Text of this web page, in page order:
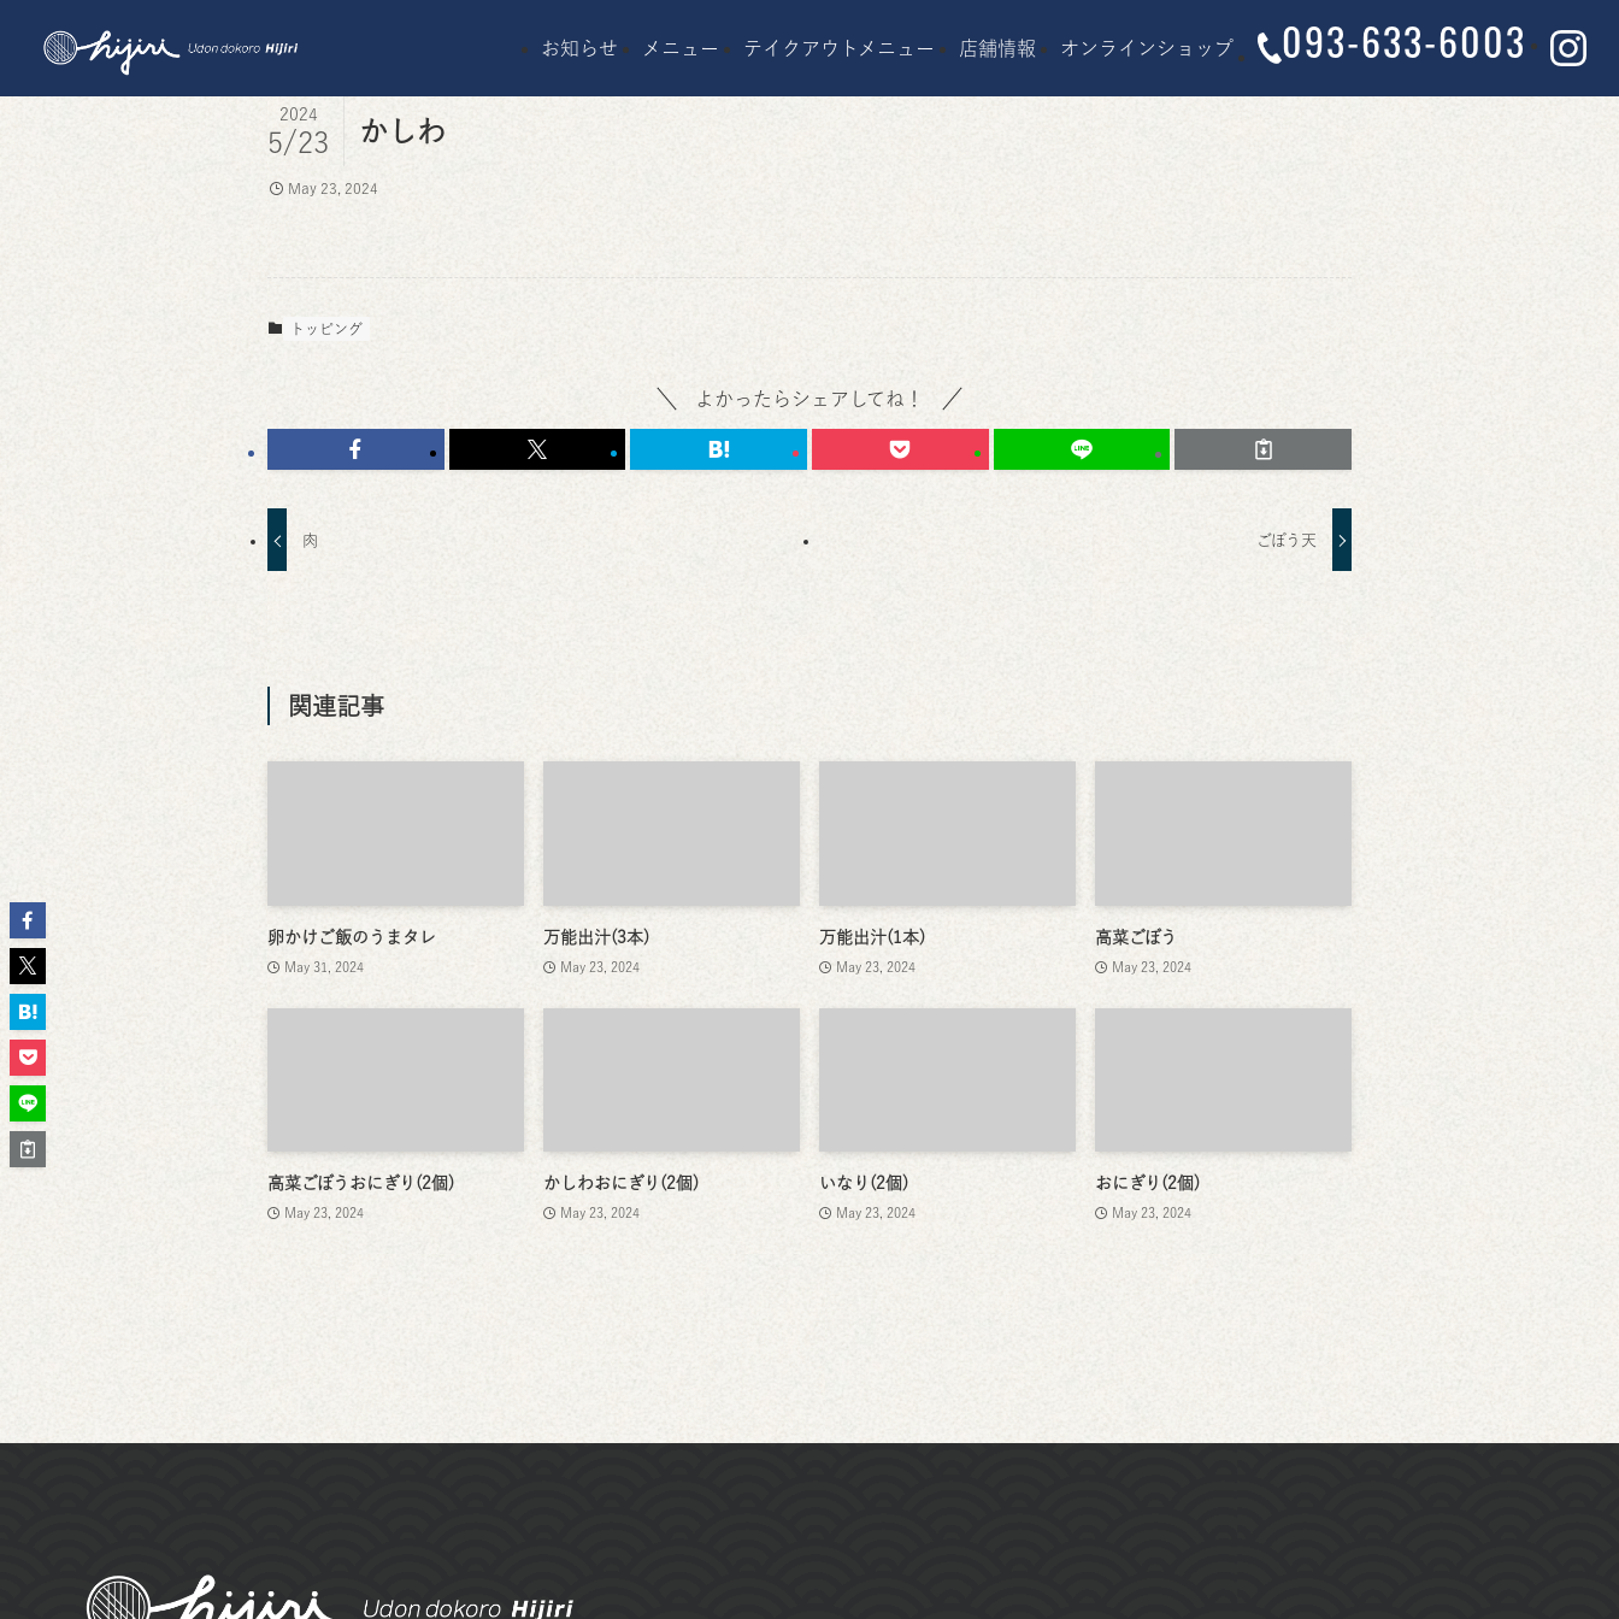
お知らせ メニュー テイクアウトメニュー 店舗情報 オンラインショップ 093-633-6003
かしわ
2024
5/23
May 23, 2024
トッピング
よかったらシェアしてね！
肉 ごぼう天
関連記事
卵かけご飯のうまタレ
May 31, 2024
万能出汁(3本)
May 23, 2024
万能出汁(1本)
May 23, 2024
高菜ごぼう
May 23, 2024
高菜ごぼうおにぎり(2個)
May 23, 2024
かしわおにぎり(2個)
May 23, 2024
いなり(2個)
May 23, 2024
おにぎり(2個)
May 23, 2024